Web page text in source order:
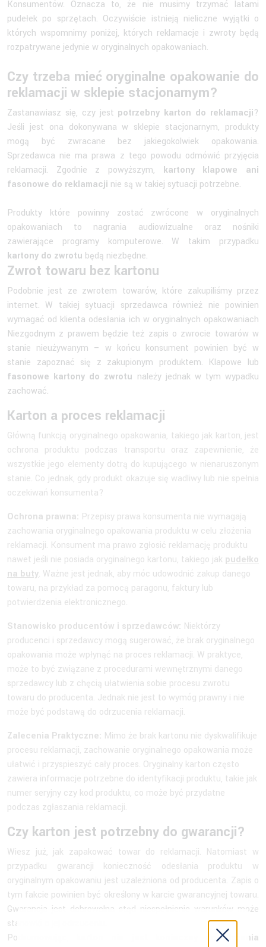
Konsumentów. Oznacza to, że nie musimy trzymać latami
pudełek po sprzętach. Oczywiście istnieją nieliczne wyjątki o
których wspomnimy poniżej, których reklamacje i zwroty będą
rozpatrywane jedynie w oryginalnych opakowaniach.
Czy trzeba mieć oryginalne opakowanie do
reklamacji w sklepie stacjonarnym?
Zastanawiasz się, czy jest potrzebny karton do reklamacji?
Jeśli jest ona dokonywana w sklepie stacjonarnym, produkty
mogą być zwracane bez jakiegokolwiek opakowania.
Sprzedawca nie ma prawa z tego powodu odmówić przyjęcia
reklamacji. Zgodnie z powyższym, kartony klapowe ani
fasonowe do reklamacji nie są w takiej sytuacji potrzebne.
Produkty które powinny zostać zwrócone w oryginalnych
opakowaniach to nagrania audiowizualne oraz nośniki
zawierające programy komputerowe. W takim przypadku
kartony do zwrotu będą niezbędne.
Zwrot towaru bez kartonu
Podobnie jest ze zwrotem towarów, które zakupiliśmy przez
internet. W takiej sytuacji sprzedawca również nie powinien
wymagać od klienta odesłania ich w oryginalnych opakowaniach
Niezgodnym z prawem będzie też zapis o zwrocie towarów w
stanie nieużywanym – w końcu konsument powinien być w
stanie zapoznać się z zakupionym produktem. Klapowe lub
fasonowe kartony do zwrotu należy jednak w tym wypadku
zachować.
Karton a proces reklamacji
Główną funkcją oryginalnego opakowania, takiego jak karton, jest
ochrona produktu podczas transportu oraz zapewnienie, że
wszystkie jego elementy dotrą do kupującego w nienaruszonym
stanie. Co jednak, gdy produkt okazuje się wadliwy lub nie spełnia
oczekiwań konsumenta?
Ochrona prawna: Przepisy prawa konsumenta nie wymagają
zachowania oryginalnego opakowania produktu w celu złożenia
reklamacji. Konsument ma prawo zgłosić reklamację produktu
nawet jeśli nie posiada oryginalnego kartonu, takiego jak pudełko
na buty. Ważne jest jednak, aby móc udowodnić zakup danego
towaru, na przykład za pomocą paragonu, faktury lub
potwierdzenia elektronicznego.
Stanowisko producentów i sprzedawców: Niektórzy
producenci i sprzedawcy mogą sugerować, że brak oryginalnego
opakowania może wpłynąć na proces reklamacji. W praktyce,
może to być związane z procedurami wewnętrznymi danego
sprzedawcy lub z chęcią ułatwienia sobie procesu zwrotu
towaru do producenta. Jednak nie jest to wymóg prawny i nie
może być podstawą do odrzucenia reklamacji.
Zalecenia Praktyczne: Mimo że brak kartonu nie dyskwalifikuje
procesu reklamacji, zachowanie oryginalnego opakowania może
ułatwić i przyspieszyć cały proces. Oryginalny karton często
zawiera informacje potrzebne do identyfikacji produktu, takie jak
numer seryjny czy kod produktu, co może być przydatne
podczas zgłaszania reklamacji.
Czy karton jest potrzebny do gwarancji?
Wiesz już, jak zapakować towar do reklamacji. Natomiast w
przypadku gwarancji konieczność odesłania produktu w
oryginalnym opakowaniu jest uzależniona od producenta. Zapis o
tym fakcie powinien być określony w karcie gwarancyjnej towaru.
Gwarancja jest dobrowolna stąd niespełnienie warunków może
stanowić o jej odrzuceniu.
Podsumowując,
karton nie jest konieczny do złożenia